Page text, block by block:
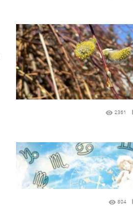
2361
804